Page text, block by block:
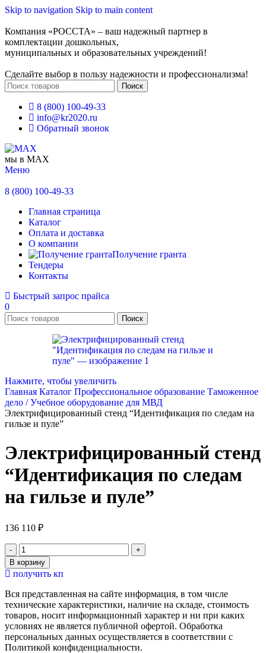
Skip to navigation Skip to main content
Компания «РОССТА» – ваш надежный партнер в
комплектации дошкольных,
муниципальных и образовательных учреждений!
Сделайте выбор в пользу надежности и профессионализма!
Поиск
8 (800) 100-49-33
info@kr2020.ru
Обратный звонок
мы в MAX
Меню
8 (800) 100-49-33
Главная страница
Каталог
Оплата и доставка
О компании
Получение гранта
Тендеры
Контакты
Быстрый запрос прайса
0
Поиск
Нажмите, чтобы увеличить
Главная Каталог Профессиональное образование Таможенное
дело / Учебное оборудование для МВД
Электрифицированный стенд “Идентификация по следам на
гильзе и пуле”
Электрифицированный стенд
“Идентификация по следам
на гильзе и пуле”
136 110 ₽
Количество
товара
Электрифицированный
стенд
"Идентификация
по
следам
на
гильзе
и
В корзину
получить кп
Вся представленная на сайте информация, в том числе
технические характеристики, наличие на складе, стоимость
товаров, носит информационный характер и ни при каких
условиях не является публичной офертой. Обработка
персональных данных осуществляется в соответствии с
Политикой конфиденциальности.